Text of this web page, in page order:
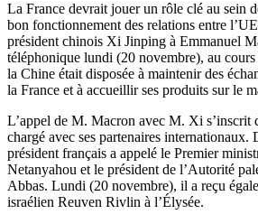
La France devrait jouer un rôle clé au sein
bon fonctionnement des relations entre
président chinois Xi Jinping à Emmanuel
téléphonique lundi (20 novembre), au
la Chine était disposée à maintenir des
la France et à accueillir ses produits sur le
L’appel de M. Macron avec M. Xi s’inscrit
chargé avec ses partenaires internationaux.
président français a appelé le Premier
Netanyahou et le président de l’Autorité
Abbas. Lundi (20 novembre), il a reçu
israélien Reuven Rivlin à l’Élysée.